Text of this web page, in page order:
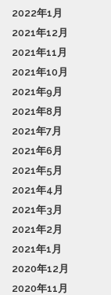
2022年1月
2021年12月
2021年11月
2021年10月
2021年9月
2021年8月
2021年7月
2021年6月
2021年5月
2021年4月
2021年3月
2021年2月
2021年1月
2020年12月
2020年11月